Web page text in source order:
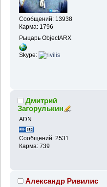
Сообщений: 13938
Карма: 1796
Рыцарь ObjectARX
Skype:
Дмитрий
Загорулькин
ADN
Сообщений: 2531
Карма: 739
Александр Ривилис